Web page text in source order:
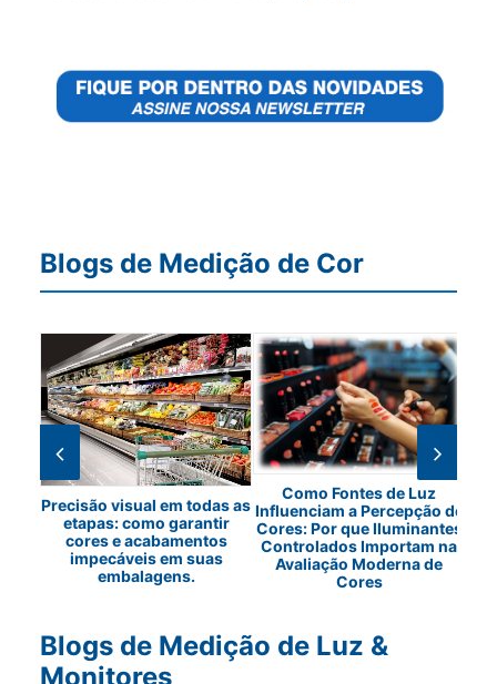
Blogs de Medição de Cor
Precisão visual em todas as
etapas: como garantir
cores e acabamentos
impecáveis em suas
embalagens.
Como Fontes de Luz
Influenciam a Percepção de
Cores: Por que Iluminantes
Controlados Importam na
Avaliação Moderna de
Cores
Blogs de Medição de Luz &
Monitores